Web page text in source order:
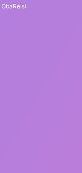
ObaReisi